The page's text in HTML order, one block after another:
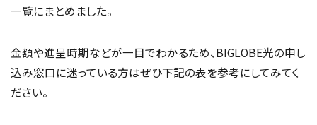
一覧にまとめました。
金額や進呈時期などが一目でわかるため、BIGLOBE光の申し
込み窓口に迷っている方はぜひ下記の表を参考にしてみてく
ださい。